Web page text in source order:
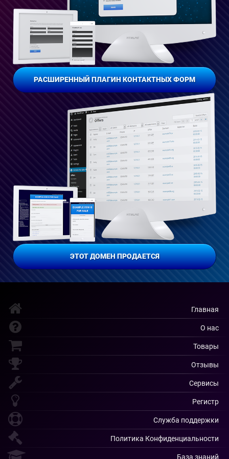
РАСШИРЕННЫЙ ПЛАГИН КОНТАКТНЫХ ФОРМ
ЭТОТ ДОМЕН ПРОДАЕТСЯ
Главная
О нас
Товары
Отзывы
Сервисы
Регистр
Служба поддержки
Политика Конфиденциальности
База знаний